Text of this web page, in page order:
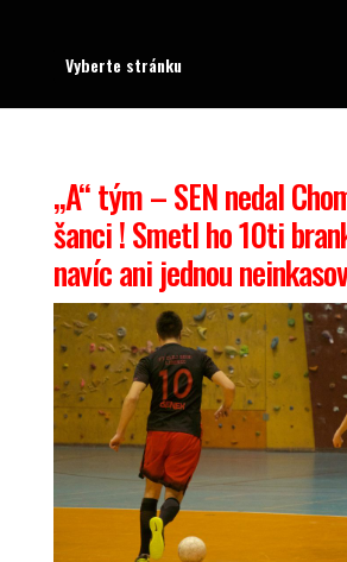
Vyberte stránku
„A“ tým – SEN nedal
šanci ! Smetl ho 10ti
navíc ani jednou